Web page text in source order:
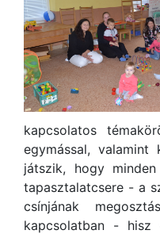
kapcsolatos
egymással,
játszik, hogy
tapasztalatcsere - a
csínjának
kapcsolatban - hisz